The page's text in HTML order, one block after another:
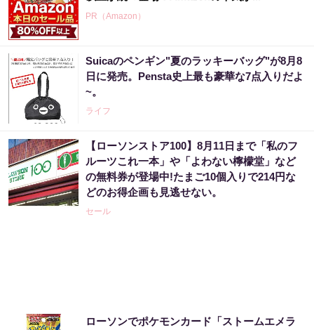
PR（Amazon）
アマゾン1位の実績！380円で5日間お試し。
PR（ハーブ健康本舗）
アマゾン1位の実績！380円で5日間お試し。
PR（ハーブ健康本舗）
宝くじ当たる人は“たまたま”じゃない?!
Suicaのペンギン"夏のラッキーバッグ"が8月8
日に発売。Pensta史上最も豪華な7点入りだよ
~。
ライフ
【ローソンストア100】8月11日まで「私のフ
ルーツこれ一本」や「よわない檸檬堂」など
の無料券が登場中!たまご10個入りで214円な
どのお得企画も見逃せない。
セール
ローソンでポケモンカード「ストームエメラ